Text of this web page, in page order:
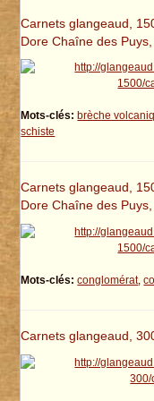
Carnets glangeaud,
Dore Chaîne des
Mots-clés: brèche
schiste
Carnets glangeaud,
Dore Chaîne des
Mots-clés: conglomérat,
Carnets glangeaud,